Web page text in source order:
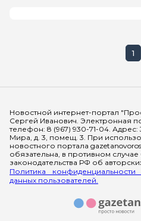
1
Новостной интернет-портал
Сергей Иванович. Электронная
телефон: 8 (967) 930-71-04.
Мира, д. 3, помещ. 3. При
новостного портала
обязательна, в противном
законодательства РФ об
Политика
данных пользователей.